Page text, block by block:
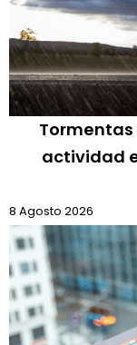
actividad
8 Agosto 2026